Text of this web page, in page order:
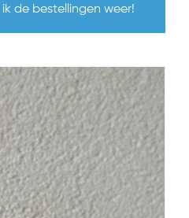
de bestellingen weer!